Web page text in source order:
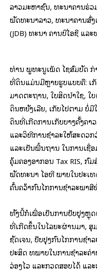
ລາວມະຫາຊົນ, ທະນາຄານຮ່
ພັດທະນາລາວ, ທະນາຄານສົ່
(JDB) ທະນາ ຄານບີໄອຊີ ແລ
ທ່ານ ພູທະນູເພັດ ໄຊສົມບັດ ກ່
ທີ່ດິນແມ່ນມີຫຼາຍຮູບແບບຄື: ເ
ມາດຕະຖານ, ໃບສິດນໍາໃຊ, ໃ
ດິນຫຍັງເລີຍ, ເກັບໄປຕາມ ບໍ່
ດິນທີ່ເກີດການເກັບບາງຄັ້ງຄາ
ແລະວິທີການຊໍາລະໃຫ້ສະດວ
ແລະເປັນພື້ນຖານ ໃນການເຊື່
ຄຸ້ມຄອງອາກອນ Tax RIS, ກົ
ພັດທະນາ ໄອທີ ພາຍໃນປະເ
ຄົ້ນຄວ້າກົນໄກການຊໍາລະພາ
ທັງນີ້ກໍເພື່ອເປັນການປັບປຸງຫຼຸ
ທີ່ເກີດຂຶ້ນໃນໄລຍະຜ່ານມາ,
ຊັດເຈນ, ປັບປຸງກົນໄກການຊໍາ
ປະສິດ ທິພາບໃນການຊໍາລະຄ່
ວ່ອງໄວ ແລະກວດສອບໄດ້ ແລ